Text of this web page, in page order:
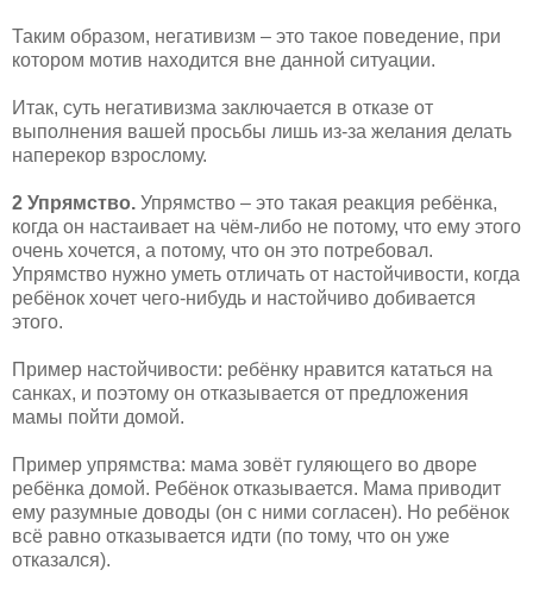
Таким образом, негативизм – это такое поведение, при
котором мотив находится вне данной ситуации.
Итак, суть негативизма заключается в отказе от
выполнения вашей просьбы лишь из-за желания делать
наперекор взрослому.
2 Упрямство. Упрямство – это такая реакция ребёнка,
когда он настаивает на чём-либо не потому, что ему этого
очень хочется, а потому, что он это потребовал.
Упрямство нужно уметь отличать от настойчивости, когда
ребёнок хочет чего-нибудь и настойчиво добивается
этого.
Пример настойчивости: ребёнку нравится кататься на
санках, и поэтому он отказывается от предложения
мамы пойти домой.
Пример упрямства: мама зовёт гуляющего во дворе
ребёнка домой. Ребёнок отказывается. Мама приводит
ему разумные доводы (он с ними согласен). Но ребёнок
всё равно отказывается идти (по тому, что он уже
отказался).